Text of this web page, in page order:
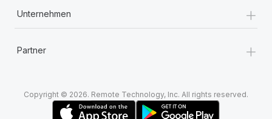
Unternehmen +
Partner +
Copyright © 2026. Remote Technology, Inc. All rights reserved.